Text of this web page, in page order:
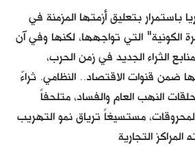
بتعليق أزمتها المزمنة في
الكونية" التي تواجهها، لكنها وفي آن
الثراء الجديد في زمن الحرب،
ضمن قنوات الاقتصاد.. النظامي. ثراءٌ
النهب العام والفساد، متلحفاً
مستسيغاً ترياق نمو التهريب
التجارية